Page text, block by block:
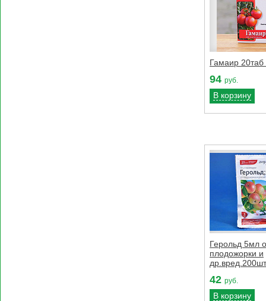
Гамаир
94 руб.
В корзину
Герольд 5мл
плодожорки и
42 руб.
В корзину